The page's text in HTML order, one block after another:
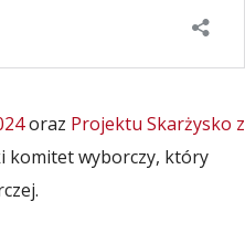
oraz Projektu Skarżysko z
komitet wyborczy, który